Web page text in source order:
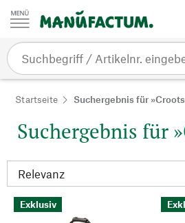
Zum Inhalt springen
Startseite Suchergebnis für
Suchergebnis für
Exklusiv